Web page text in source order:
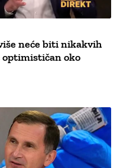
neće biti nikakvih
optimističan oko